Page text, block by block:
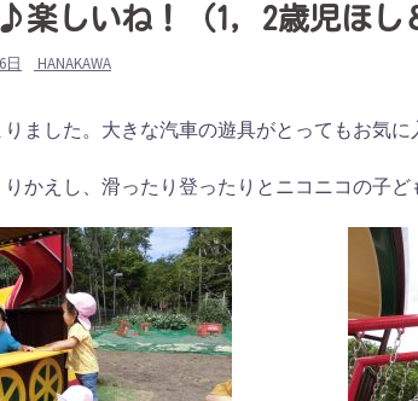
楽しいね！（1，2歳児ほし
日 HANAKAWA
ました。大きな汽車の遊具がとってもお気に
かえし、滑ったり登ったりとニコニコの子ど